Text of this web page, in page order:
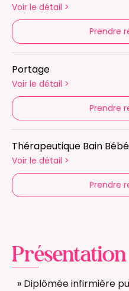
Voir le détail >
Prendre
Portage
Voir le détail >
Prendre
Thérapeutique Bain Bébé
Voir le détail >
Prendre
Présentation
» Diplômée infirmière